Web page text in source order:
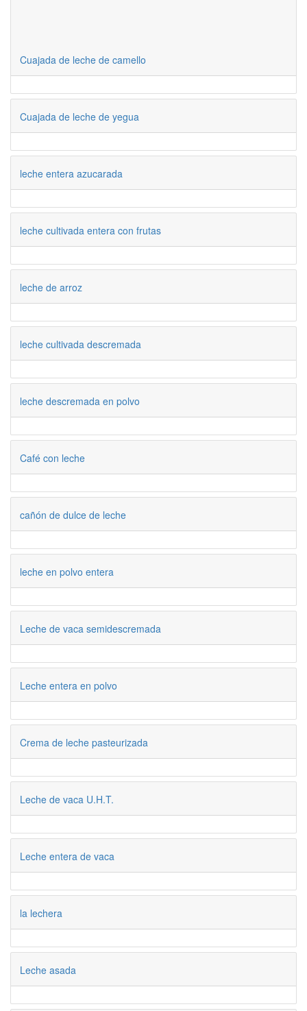
Cuajada de leche de camello
Cuajada de leche de yegua
leche entera azucarada
leche cultivada entera con frutas
leche de arroz
leche cultivada descremada
leche descremada en polvo
Café con leche
cañón de dulce de leche
leche en polvo entera
Leche de vaca semidescremada
Leche entera en polvo
Crema de leche pasteurizada
Leche de vaca U.H.T.
Leche entera de vaca
la lechera
Leche asada